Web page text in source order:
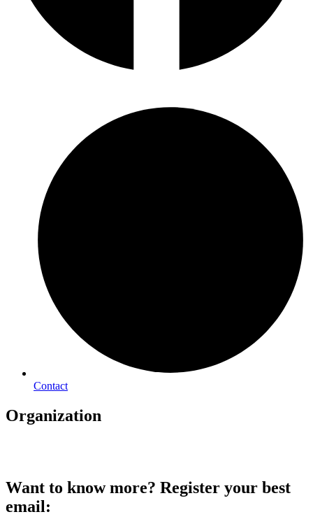
Contact
Organization
Want to know more? Register your best
email: